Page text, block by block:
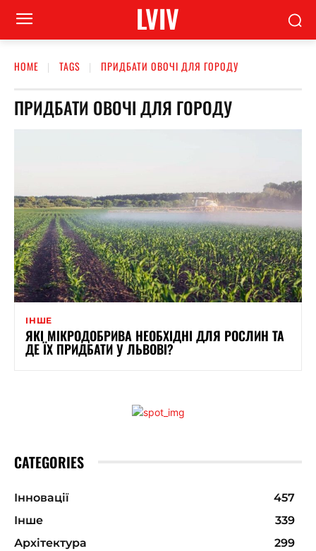
LVIV
HOME TAGS ПРИДБАТИ ОВОЧІ ДЛЯ ГОРОДУ
ПРИДБАТИ ОВОЧІ ДЛЯ ГОРОДУ
ІНШЕ
ЯКІ МІКРОДОБРИВА НЕОБХІДНІ ДЛЯ РОСЛИН ТА
ДЕ ЇХ ПРИДБАТИ У ЛЬВОВІ?
CATEGORIES
Інновації
457
Інше
339
Архітектура
299